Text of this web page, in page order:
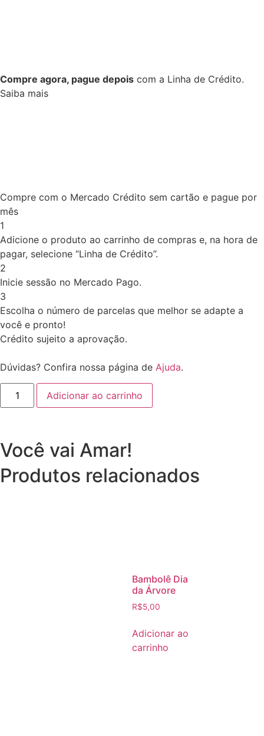
Compre agora, pague depois com a Linha de Crédito.
Saiba mais
Compre com o Mercado Crédito sem cartão e pague por
mês
1
Adicione o produto ao carrinho de compras e, na hora de
pagar, selecione “Linha de Crédito”.
2
Inicie sessão no Mercado Pago.
3
Escolha o número de parcelas que melhor se adapte a
você e pronto!
Crédito sujeito a aprovação.
Dúvidas? Confira nossa página de Ajuda.
Adicionar ao carrinho
Você vai Amar!
Produtos relacionados
Bambolê Dia
da Árvore
R$5,00
Adicionar ao
carrinho